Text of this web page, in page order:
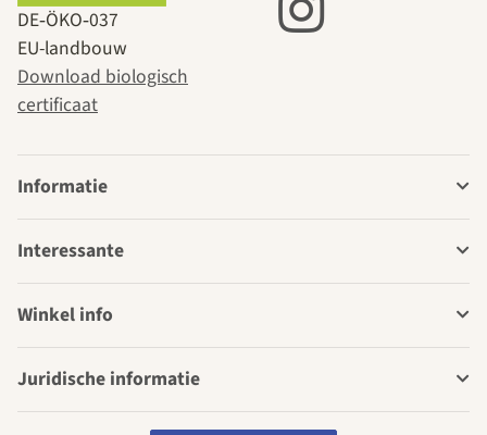
DE‑ÖKO‑037
EU-landbouw
Download biologisch
certificaat
Informatie
Interessante
Winkel info
Juridische informatie